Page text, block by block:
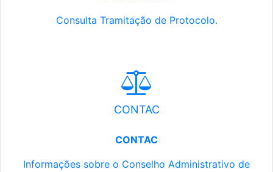
Consulta Tramitação de Protocolo.
CONTAC
CONTAC
Informações sobre o Conselho Administrativo de